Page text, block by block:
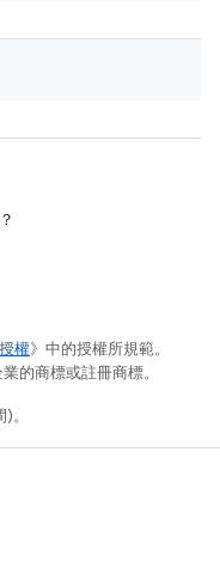
權》中的授權所規範。
的商標或註冊商標。